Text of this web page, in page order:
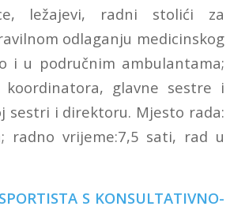
ležajevi, radni stolići za
odlaganju medicinskog
i u područnim ambulantama;
glavne sestre i
sestri i direktoru. Mjesto rada:
radno vrijeme:7,5 sati, rad u
S KONSULTATIVNO-